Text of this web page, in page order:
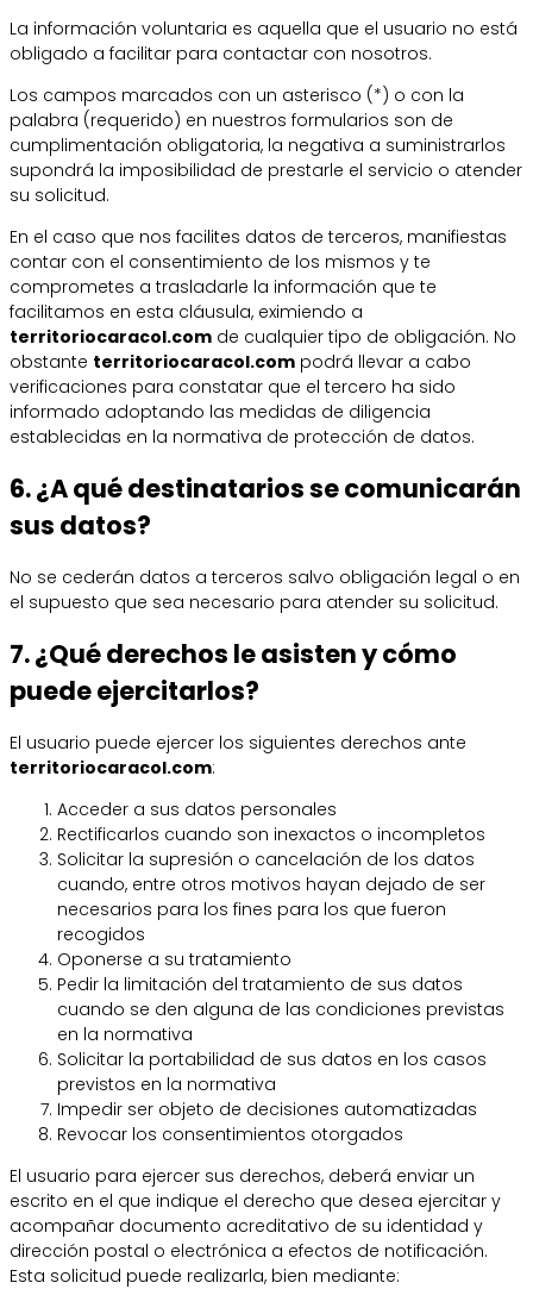
La información voluntaria es aquella que el usuario no está
obligado a facilitar para contactar con nosotros.
Los campos marcados con un asterisco (*) o con la
palabra (requerido) en nuestros formularios son de
cumplimentación obligatoria, la negativa a suministrarlos
supondrá la imposibilidad de prestarle el servicio o atender
su solicitud.
En el caso que nos facilites datos de terceros, manifiestas
contar con el consentimiento de los mismos y te
comprometes a trasladarle la información que te
facilitamos en esta cláusula, eximiendo a
territoriocaracol.com de cualquier tipo de obligación. No
obstante territoriocaracol.com podrá llevar a cabo
verificaciones para constatar que el tercero ha sido
informado adoptando las medidas de diligencia
establecidas en la normativa de protección de datos.
6. ¿A qué destinatarios se comunicarán
sus datos?
No se cederán datos a terceros salvo obligación legal o en
el supuesto que sea necesario para atender su solicitud.
7. ¿Qué derechos le asisten y cómo
puede ejercitarlos?
El usuario puede ejercer los siguientes derechos ante
territoriocaracol.com:
Acceder a sus datos personales
Rectificarlos cuando son inexactos o incompletos
Solicitar la supresión o cancelación de los datos
cuando, entre otros motivos hayan dejado de ser
necesarios para los fines para los que fueron
recogidos
Oponerse a su tratamiento
Pedir la limitación del tratamiento de sus datos
cuando se den alguna de las condiciones previstas
en la normativa
Solicitar la portabilidad de sus datos en los casos
previstos en la normativa
Impedir ser objeto de decisiones automatizadas
Revocar los consentimientos otorgados
El usuario para ejercer sus derechos, deberá enviar un
escrito en el que indique el derecho que desea ejercitar y
acompañar documento acreditativo de su identidad y
dirección postal o electrónica a efectos de notificación.
Esta solicitud puede realizarla, bien mediante: